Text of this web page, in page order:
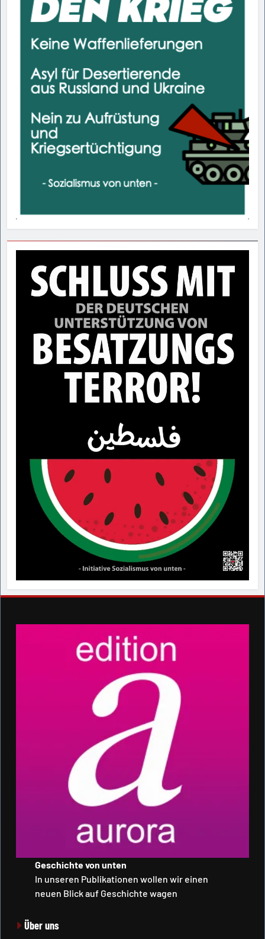
Geschichte von unten
In unseren Publikationen wollen wir einen
neuen Blick auf Geschichte wagen
Über uns